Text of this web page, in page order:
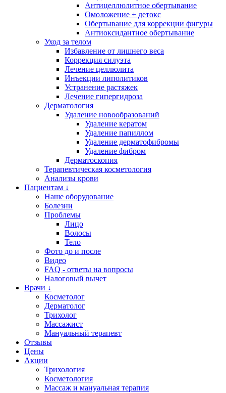
Антицеллюлитное обертывание
Омоложение + детокс
Обертывание для коррекции фигуры
Антиоксидантное обертывание
Уход за телом
Избавление от лишнего веса
Коррекция силуэта
Лечение целлюлита
Инъекции липолитиков
Устранение растяжек
Лечение гипергидроза
Дерматология
Удаление новообразований
Удаление кератом
Удаление папиллом
Удаление дерматофибромы
Удаление фибром
Дерматоскопия
Терапевтическая косметология
Анализы крови
Пациентам ↓
Наше оборудование
Болезни
Проблемы
Лицо
Волосы
Тело
Фото до и после
Видео
FAQ - ответы на вопросы
Налоговый вычет
Врачи ↓
Косметолог
Дерматолог
Трихолог
Массажист
Мануальный терапевт
Отзывы
Цены
Акции
Трихология
Косметология
Массаж и мануальная терапия